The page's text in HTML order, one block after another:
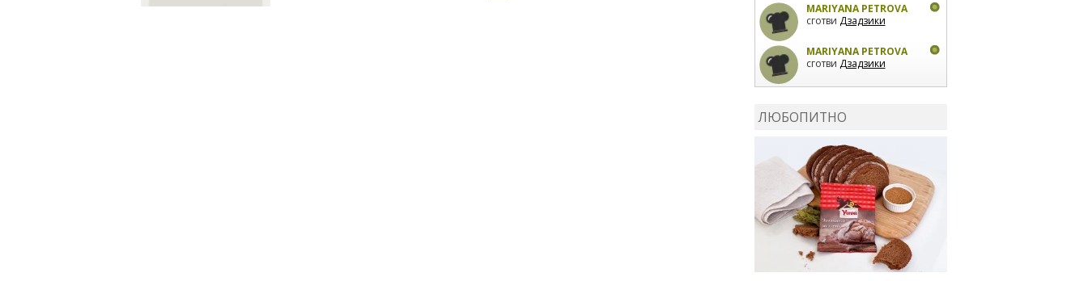
MARIYANA PETROVA
сготви Дзадзики
MARIYANA PETROVA
сготви Дзадзики
фурна
рецептатаСвински
ребра с печени
картофи
ЛЮБОПИТНО